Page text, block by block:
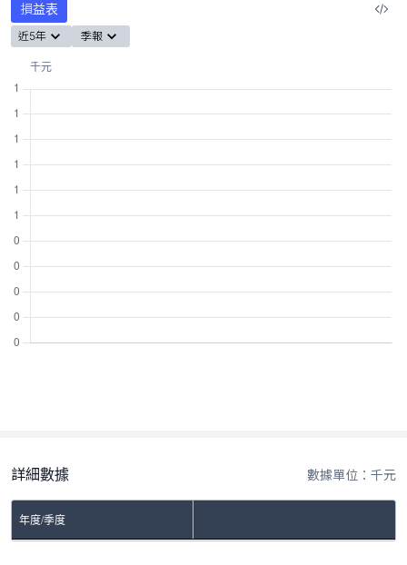
損益表
近5年 季報
詳細數據 數據單位：千元
年度/季度